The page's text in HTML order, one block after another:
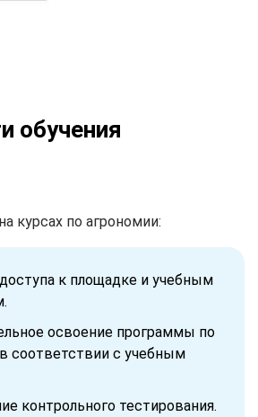
обучения
курсах по агрономии:
к площадке и учебным
освоение программы по
соответствии с учебным
контрольного тестирования.